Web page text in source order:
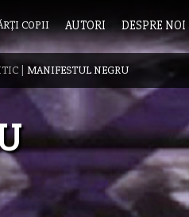
COPII AUTORI DESPRE NOI
| MANIFESTUL NEGRU